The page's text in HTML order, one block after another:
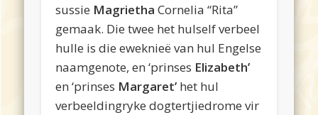
sussie Magrietha Cornelia “Rita”
gemaak. Die twee het hulself verbeel
hulle is die eweknieë van hul Engelse
naamgenote, en ‘prinses Elizabeth’
en ‘prinses Margaret’ het hul
verbeeldingryke dogtertjiedrome vir